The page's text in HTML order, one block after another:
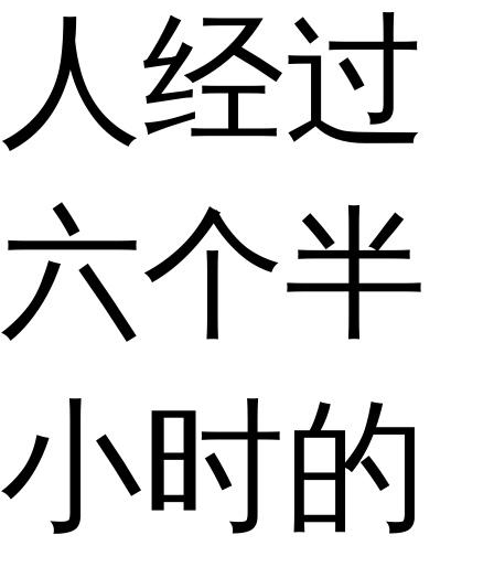
人经过
六个半
小时的